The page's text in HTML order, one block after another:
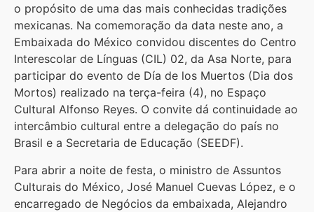
o propósito de uma das mais conhecidas tradições
mexicanas. Na comemoração da data neste ano, a
Embaixada do México convidou discentes do Centro
Interescolar de Línguas (CIL) 02, da Asa Norte, para
participar do evento de Día de los Muertos (Dia dos
Mortos) realizado na terça-feira (4), no Espaço
Cultural Alfonso Reyes. O convite dá continuidade ao
intercâmbio cultural entre a delegação do país no
Brasil e a Secretaria de Educação (SEEDF).
Para abrir a noite de festa, o ministro de Assuntos
Culturais do México, José Manuel Cuevas López, e o
encarregado de Negócios da embaixada, Alejandro